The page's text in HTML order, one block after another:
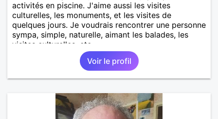
activités en piscine. J'aime aussi les visites
culturelles, les monuments, et les visites de
quelques jours. Je voudrais rencontrer une personne
sympa, simple, naturelle, aimant les balades, les
visites culturelles, etc..
Voir le profil